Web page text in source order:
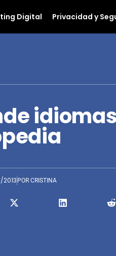
Digital Privacidad y
POR CRISTINA